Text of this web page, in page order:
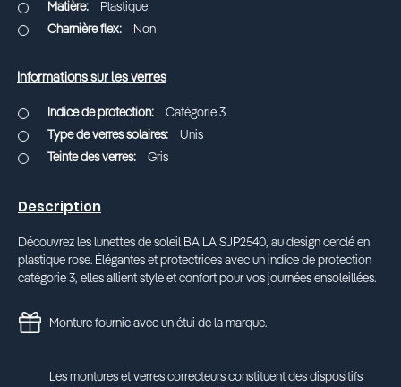
Plastique
Non
Informations sur les verres
Catégorie 3
Unis
Gris
Description
Découvrez les lunettes de soleil BAILA SJP2540, au design cerclé en
plastique rose. Élégantes et protectrices avec un indice de protection
catégorie 3, elles allient style et confort pour vos journées ensoleillées.
Monture fournie avec un étui de la marque.
Les montures et verres correcteurs constituent des dispositifs